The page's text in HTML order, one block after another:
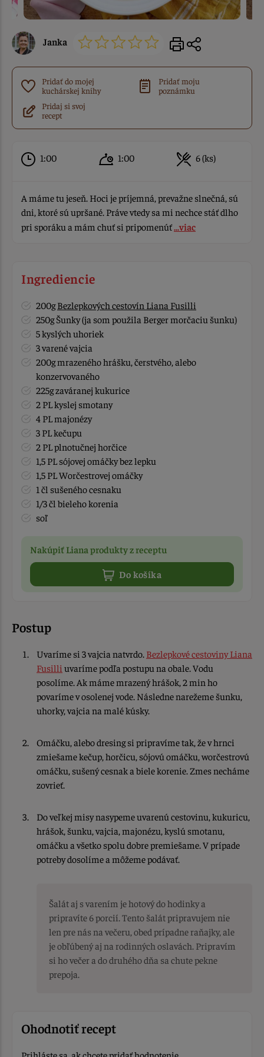
Janka
Pridať do mojej
kuchárskej knihy
Pridať moju
poznámku
Pridaj si svoj
recept
1:00 1:00 6 (ks)
A máme tu jeseň. Hoci je príjemná, prevažne slnečná, sú
dni, ktoré sú upršané. Práve vtedy sa mi nechce stáť dlho
pri sporáku a mám chuť si pripomenúť...viac
Ingrediencie
200gBezlepkových cestovín Liana Fusilli
250g Šunky (ja som použila Berger morčaciu šunku)
5 kyslých uhoriek
3 varené vajcia
200g mrazeného hrášku, čerstvého, alebo
konzervovaného
225g zaváranej kukurice
2 PL kyslej smotany
4 PL majonézy
3 PL kečupu
2 PL plnotučnej horčice
1,5 PL sójovej omáčky bez lepku
1,5 PL Worčestrovej omáčky
1 čl sušeného cesnaku
1/3 čl bieleho korenia
soľ
Nakúpiť Liana produkty z receptu
Do košíka
Postup
Uvaríme si 3 vajcia natvrdo. Bezlepkové cestoviny Liana
Fusilli uvaríme podľa postupu na obale. Vodu
posolíme. Ak máme mrazený hrášok, 2 min ho
povaríme v osolenej vode. Následne narežeme šunku,
uhorky, vajcia na malé kúsky.
Omáčku, alebo dresing si pripravíme tak, že v hrnci
zmiešame kečup, horčicu, sójovú omáčku, worčestrovú
omáčku, sušený cesnak a biele korenie. Zmes necháme
zovrieť.
Do veľkej misy nasypeme uvarenú cestovinu, kukuricu,
hrášok, šunku, vajcia, majonézu, kyslú smotanu,
omáčku a všetko spolu dobre premiešame. V prípade
potreby dosolíme a môžeme podávať.
Šalát aj s varením je hotový do hodinky a
pripravíte 6 porcií. Tento šalát pripravujem nie
len pre nás na večeru, obed prípadne raňajky, ale
je obľúbený aj na rodinných oslavách. Pripravím
si ho večer a do druhého dňa sa chute pekne
prepoja.
Ohodnotiť recept